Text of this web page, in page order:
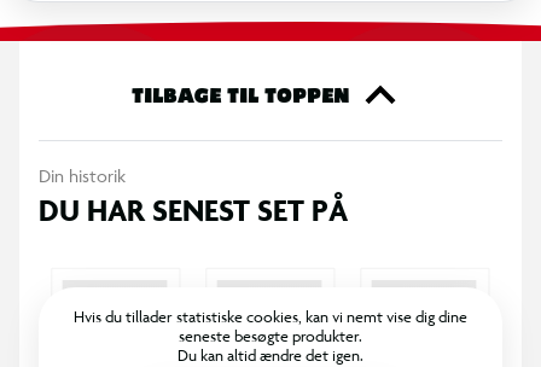
TILBAGE TIL TOPPEN
Din historik
DU HAR SENEST SET PÅ
Hvis du tillader statistiske cookies, kan vi nemt vise dig dine
seneste besøgte produkter.
Du kan altid ændre det igen.